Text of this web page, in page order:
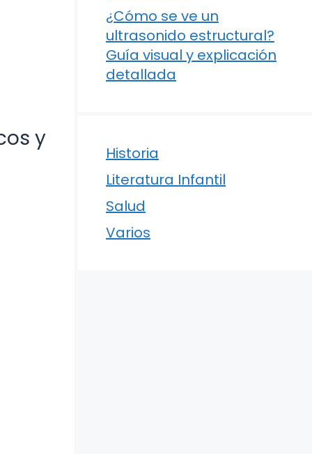
y
¿Cómo se ve un
ultrasonido estructural?
Guía visual y explicación
detallada
Historia
Literatura Infantil
Salud
Varios